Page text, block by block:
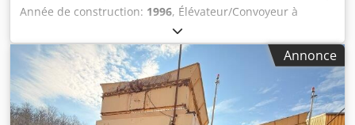
Année de construction: 1996, Élévateur/Convoyeur à
godets Dkjdpfx Ajzq S Daohker Utilisation comme système
de transport de matériaux à commande à distance H 26 m
Annonce